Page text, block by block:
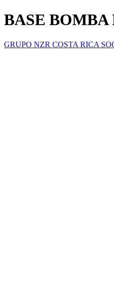
BASE BOMBA
GRUPO NZR COSTA RICA